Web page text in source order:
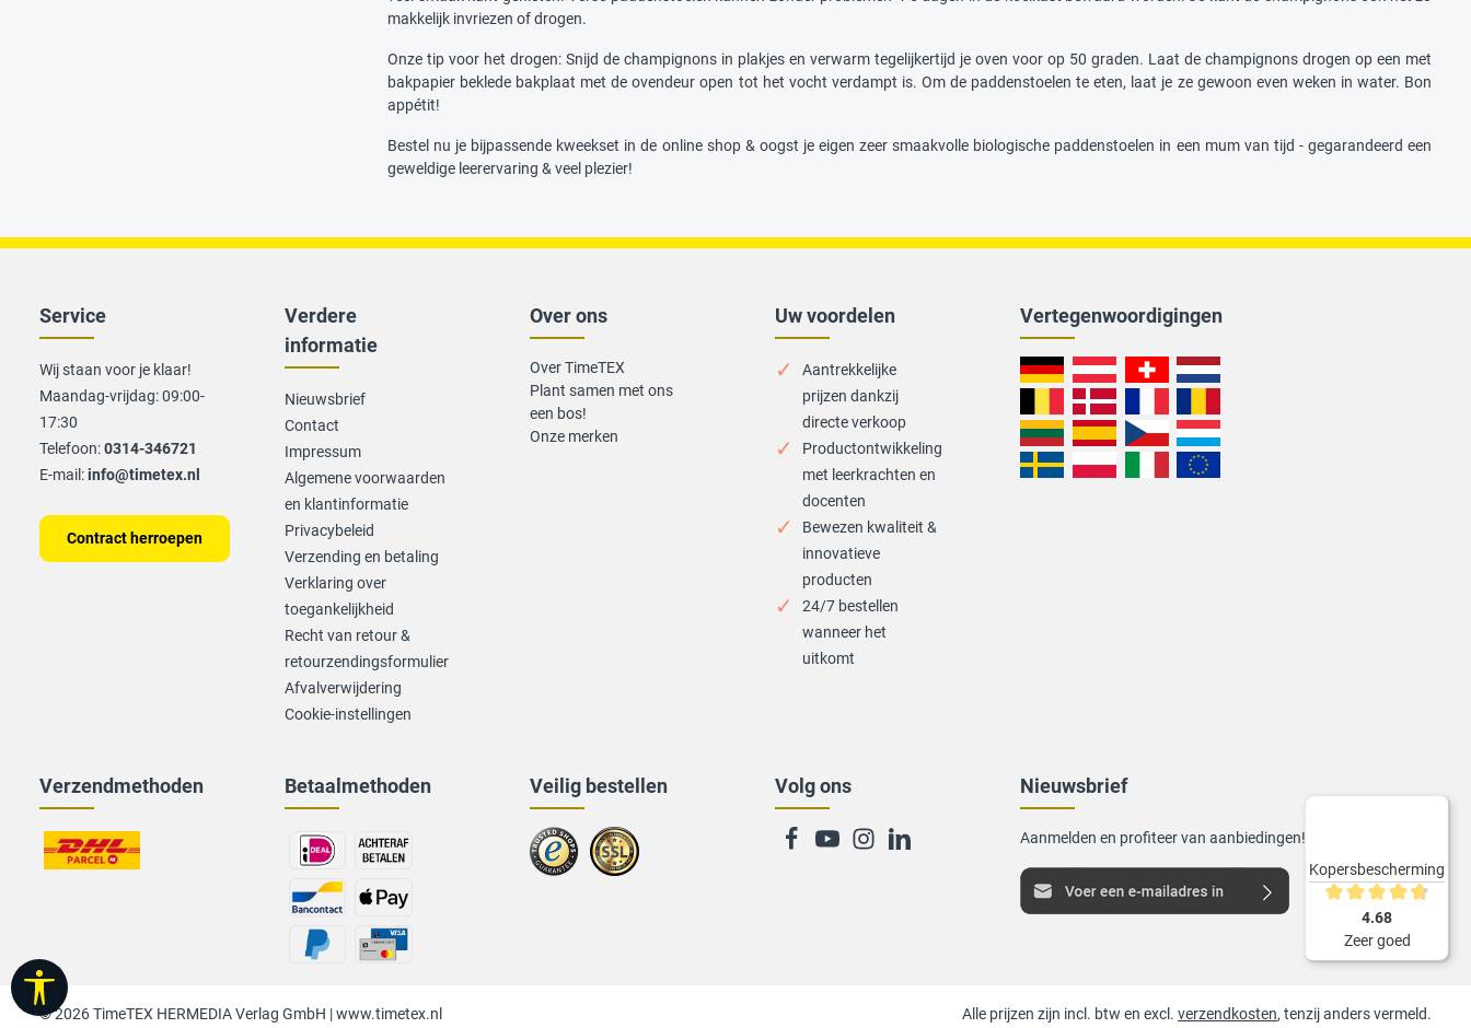
makkelijk invriezen of drogen.
Onze tip voor het drogen: Snijd de champignons in plakjes en verwarm tegelijkertijd je oven voor op 50 graden. Laat de champignons drogen op een met
bakpapier beklede bakplaat met de ovendeur open tot het vocht verdampt is. Om de paddenstoelen te eten, laat je ze gewoon even weken in water. Bon
appétit!
Bestel nu je bijpassende kweekset in de online shop & oogst je eigen zeer smaakvolle biologische paddenstoelen in een mum van tijd - gegarandeerd een
geweldige leerervaring & veel plezier!
Volg ons
Uw voordelen
Aantrekkelijke
prijzen dankzij
directe verkoop
Productontwikkeling
met leerkrachten en
docenten
Bewezen kwaliteit &
innovatieve
producten
24/7 bestellen
wanneer het
uitkomt
Vertegenwoordigingen
Veilig bestellen
Zu
trusted
Over ons
Over TimeTEX
Plant samen met ons
een bos!
Onze merken
Nieuwsbrief
Aanmelden en profiteer van aanbiedingen!
Service
Wij staan voor je klaar!
Maandag-vrijdag: 09:00-
17:30
Telefoon:0314-346721
E-mail:info@timetex.nl
Contract herroepen
Verdere
informatie
Nieuwsbrief
Contact
Impressum
Algemene voorwaarden
en klantinformatie
Privacybeleid
Verzending en betaling
Verklaring over
toegankelijkheid
Recht van retour &
retourzendingsformulier
Afvalverwijdering
Cookie-instellingen
Betaalmethoden
Verzendmethoden
© 2026 TimeTEX HERMEDIA Verlag GmbH |www.timetex.nl Alle prijzen zijn incl. btw en excl. verzendkosten, tenzij anders vermeld.
Taakbalk tonen
Kopersbescherming
Gemiddelde
4.68
Zeer goed